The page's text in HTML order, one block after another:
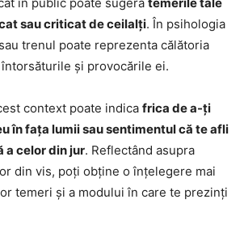
sau criticat de ceilalți. În psihologia
trenul poate reprezenta călătoria
și provocările ei.
context poate indica frica de a-ți
în fața lumii sau sentimentul că te afli
a celor din jur. Reflectând asupra
din vis, poți obține o înțelegere mai
temeri și a modului în care te prezinți